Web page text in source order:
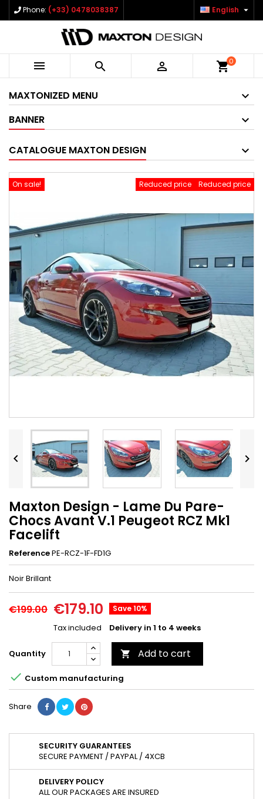
Phone: (+33) 0478038387 English 
   shopping_cart0
MAXTONIZED MENU
BANNER
CATALOGUE MAXTON DESIGN
On sale! Reduced price
Reduced price
 
Maxton Design - Lame Du Pare-
Chocs Avant V.1 Peugeot RCZ Mk1
Facelift
ReferencePE-RCZ-1F-FD1G
Noir Brillant
€199.00 €179.10 Save 10%
Tax included Delivery in 1 to 4 weeks
Quantity  Add to cart
 Custom manufacturing
Share
SECURITY GUARANTEES
SECURE PAYMENT / PAYPAL / 4XCB
DELIVERY POLICY
ALL OUR PACKAGES ARE INSURED